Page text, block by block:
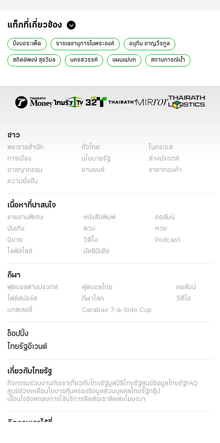
แท็กที่เกี่ยวข้อง
บึงบอระเพ็ด ราชเลขานุการในพระองค์ อนุทิน ชาญวีรกูล
สถิตย์พงษ์ สุขวิมล นครสวรรค์ แผนแม่บท สถานการณ์น้ำ
ข่าว
พระราชสำนัก ทั่วไทย
ในกระแส
การเมือง
นโยบายรัฐ
ต่างประเทศ
อาชญากรรม
ยานยนต์
ราคาทองคำ
ความยั่งยืน
เนื้อหาที่น่าสนใจ
รายงานพิเศษ หนังสือพิมพ์
คอลัมน์
บันเทิง
ดวง
หวย
นิยาย
วิดีโอ
Podcast
ไลฟ์สไตล์
มัลติมีเดีย
กีฬา
ฟุตบอลต่่างประเทศ ฟุตบอลไทย
คอลัมน์
ไฟต์สปอร์ต
กีฬาโลก
วิดีโอ
แกลเลอรี่
Carabao 7-a-Side Cup
ช็อปปิ้ง
ไทยรัฐอีเวนต์
เกี่ยวกับไทยรัฐ
กิจกรรมร่วมงานกับเราเกี่ยวกับไทยรัฐมูลนิธิไทยรัฐศูนย์ข้อมูลไทยรัฐFAQ
ศูนย์ช่วยเหลือนโยบายคุ้มครองข้อมูลส่วนบุคคลไทยรัฐกรุ๊ป
เงื่อนไขข้อตกลงการใช้บริการติดต่อเราติดต่อโฆษณา
ติดตามเราได้ที่